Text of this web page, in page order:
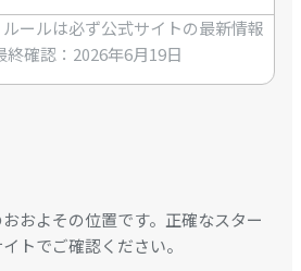
ールは必ず公式サイトの最新情報
終確認：2026年6月19日
およその位置です。正確なスター
トでご確認ください。